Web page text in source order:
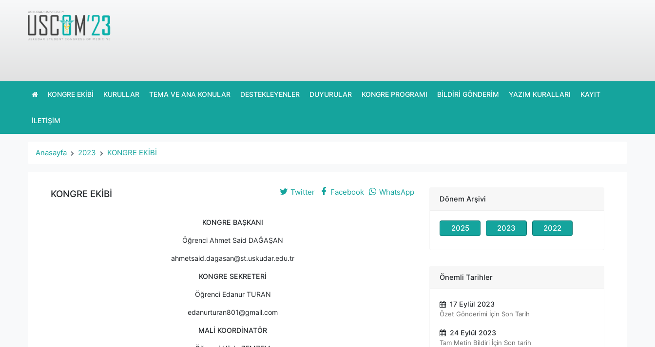
KONGRE EKİBİ KURULLAR TEMA VE ANA KONULAR DESTEKLEYENLER DUYURULAR KONGRE PROGRAMI BİLDİRİ GÖNDERİM YAZIM KURALLARI KAYIT
İLETİŞİM
Anasayfa 2023 KONGRE EKİBİ
KONGRE EKİBİ Twitter Facebook WhatsApp
KONGRE BAŞKANI
Öğrenci Ahmet Said DAĞAŞAN
ahmetsaid.dagasan@st.uskudar.edu.tr
KONGRE SEKRETERİ
Öğrenci Edanur TURAN
edanurturan801@gmail.com
MALİ KOORDİNATÖR
Dönem Arşivi
2025 2023 2022
Önemli Tarihler
17 Eylül 2023
Özet Gönderimi İçin Son Tarih
24 Eylül 2023
Tam Metin Bildiri İçin Son tarih